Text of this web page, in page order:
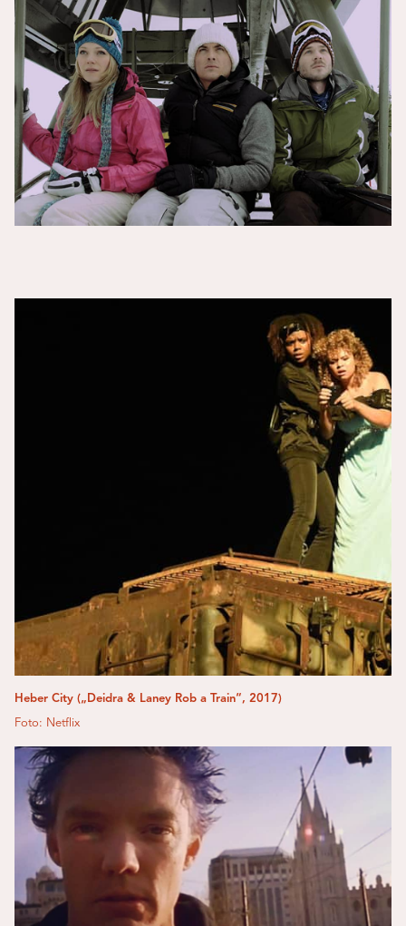
Heber City („Deidra & Laney Rob a Train“, 2017)
Foto: Netflix